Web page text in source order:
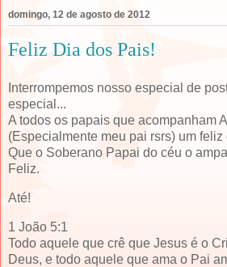
domingo, 12 de agosto de 2012
Feliz Dia dos Pais!
Interrompemos nosso especial de
especial...
A todos os papais que acompanham
(Especialmente meu pai rsrs) um feliz
Que o Soberano Papai do céu o
Feliz.
Até!
1 João 5:1
Todo aquele que crê que Jesus é o
Deus, e todo aquele que ama o Pai